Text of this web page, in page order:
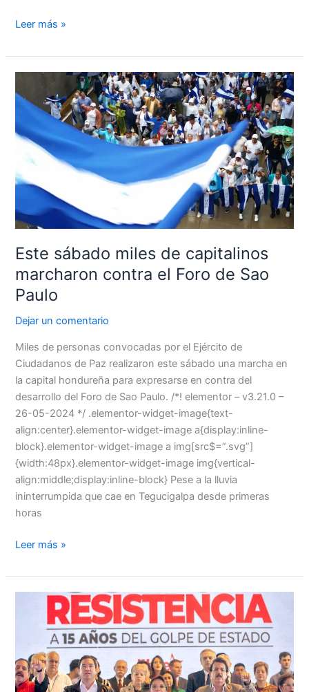
Leer más »
Este sábado miles de capitalinos
marcharon contra el Foro de Sao
Paulo
Dejar un comentario
Miles de personas convocadas por el Ejército de
Ciudadanos de Paz realizaron este sábado una marcha en
la capital hondureña para expresarse en contra del
desarrollo del Foro de Sao Paulo. /*! elementor – v3.21.0 –
26-05-2024 */ .elementor-widget-image{text-
align:center}.elementor-widget-image a{display:inline-
block}.elementor-widget-image a img[src$=”.svg”]
{width:48px}.elementor-widget-image img{vertical-
align:middle;display:inline-block} Pese a la lluvia
ininterrumpida que cae en Tegucigalpa desde primeras
horas
sábado
miles
de
capitalinos
marcharon
contra
Foro
de
Sao
Paulo
Leer más »
absolutamente
nadie
castigado
por